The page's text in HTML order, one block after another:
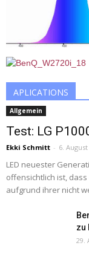
APLICATIONS
Allgemein
Test: LG
Ekki Schmitt - 6.
LED neuester
offensichtlich ist,
aufgrund ihrer nicht
zu
29.